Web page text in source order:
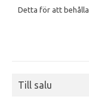
Detta för att
Till salu